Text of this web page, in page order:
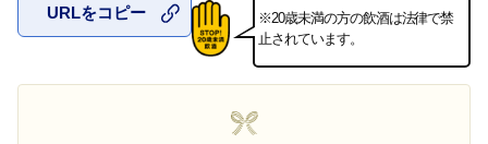
お気に入
URLをコピー
※20歳未満の方の飲酒は法律で禁
止されています。